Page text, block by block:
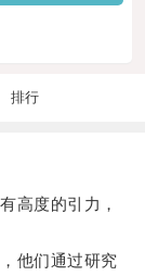
排行
度的引力，
他们通过研究